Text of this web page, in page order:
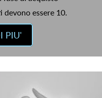
essere 10.
PIU'